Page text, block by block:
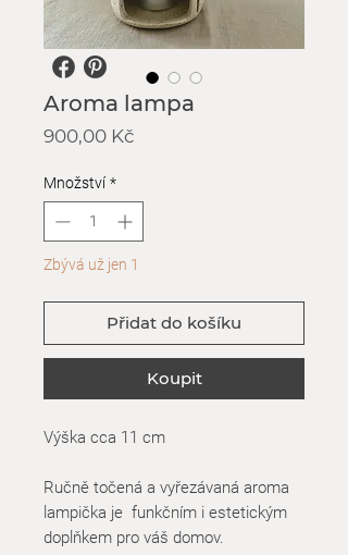
Aroma lampa
900,00 Kč
Množství *
Zbývá už jen 1
Přidat do košíku
Koupit
Výška cca 11 cm
Ručně točená a vyřezávaná aroma
lampička je funkčním i estetickým
doplňkem pro váš domov.